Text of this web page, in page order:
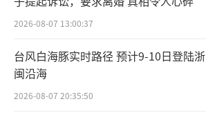
2026-08-07 13:00:37
台风白海豚实时路径 预计9-10日登陆浙
闽沿海
2026-08-07 20:35:50